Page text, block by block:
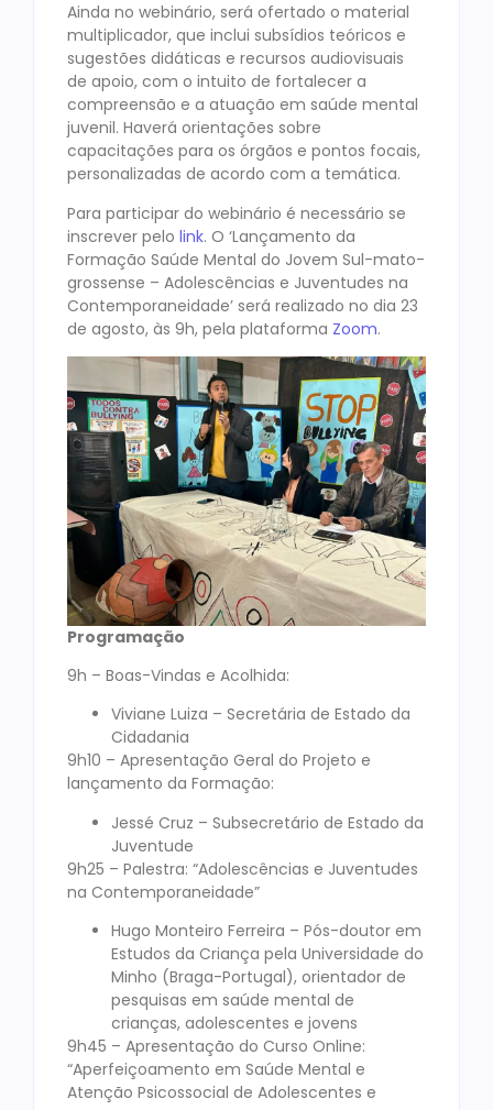
Ainda no webinário, será ofertado o material
multiplicador, que inclui subsídios teóricos e
sugestões didáticas e recursos audiovisuais
de apoio, com o intuito de fortalecer a
compreensão e a atuação em saúde mental
juvenil. Haverá orientações sobre
capacitações para os órgãos e pontos focais,
personalizadas de acordo com a temática.
Para participar do webinário é necessário se
inscrever pelo link. O ‘Lançamento da
Formação Saúde Mental do Jovem Sul-mato-
grossense – Adolescências e Juventudes na
Contemporaneidade’ será realizado no dia 23
de agosto, às 9h, pela plataforma Zoom.
Programação
9h – Boas-Vindas e Acolhida:
Viviane Luiza – Secretária de Estado da
Cidadania
9h10 – Apresentação Geral do Projeto e
lançamento da Formação:
Jessé Cruz – Subsecretário de Estado da
Juventude
9h25 – Palestra: “Adolescências e Juventudes
na Contemporaneidade”
Hugo Monteiro Ferreira – Pós-doutor em
Estudos da Criança pela Universidade do
Minho (Braga-Portugal), orientador de
pesquisas em saúde mental de
crianças, adolescentes e jovens
9h45 – Apresentação do Curso Online:
“Aperfeiçoamento em Saúde Mental e
Atenção Psicossocial de Adolescentes e